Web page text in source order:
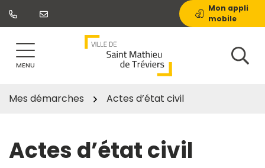
Aller
Mon appli
mobile
MENU
Mes démarches Actes d’état civil
Actes d’état civil